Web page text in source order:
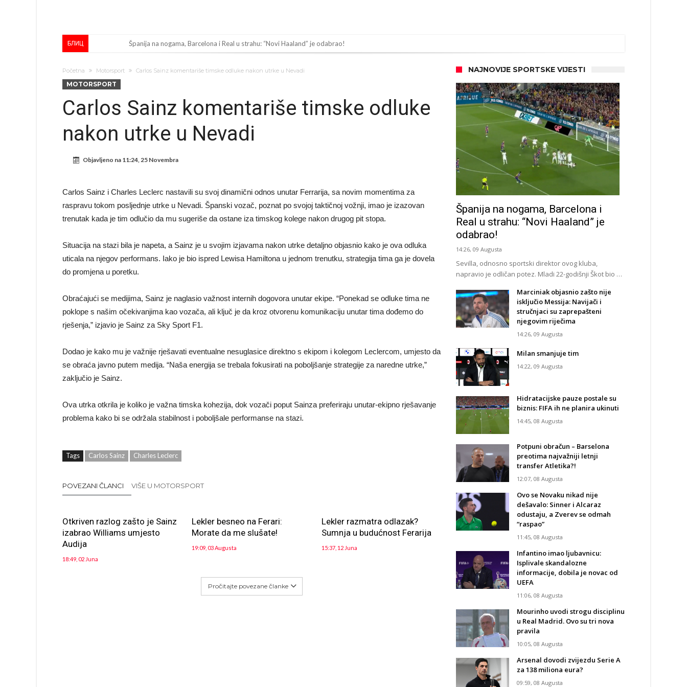
БЛИЦ Španija na nogama, Barcelona i Real u strahu: “Novi Haaland” je odabrao!
Potpuni obračun – Barselona preotima najvažniji letnji transfer Atletika?!
Ovo se Novaku nikad nije dešavalo: Sinner i Alcaraz odustaju, a Zverev se odmah “raspao”
Mourinho uvodi strogu disciplinu u Real Madrid. Ovo su tri nova pravila
Francuski sudija optužen za porodično nasilje. Prijeti mu 18 mjeseci zatvora
Početna Motorsport Carlos Sainz komentariše timske odluke nakon utrke u Nevadi
MOTORSPORT
Carlos Sainz komentariše timske odluke
nakon utrke u Nevadi
Objavljeno na 11:24, 25 Novembra
Carlos Sainz i Charles Leclerc nastavili su svoj dinamični odnos unutar Ferrarija, sa novim momentima za
raspravu tokom posljednje utrke u Nevadi. Španski vozač, poznat po svojoj taktičnoj vožnji, imao je izazovan
trenutak kada je tim odlučio da mu sugeriše da ostane iza timskog kolege nakon drugog pit stopa.
Situacija na stazi bila je napeta, a Sainz je u svojim izjavama nakon utrke detaljno objasnio kako je ova odluka
uticala na njegov performans. Iako je bio ispred Lewisa Hamiltona u jednom trenutku, strategija tima ga je dovela
do promjena u poretku.
Obraćajući se medijima, Sainz je naglasio važnost internih dogovora unutar ekipe. “Ponekad se odluke tima ne
poklope s našim očekivanjima kao vozača, ali ključ je da kroz otvorenu komunikaciju unutar tima dođemo do
rješenja,” izjavio je Sainz za Sky Sport F1.
Dodao je kako mu je važnije rješavati eventualne nesuglasice direktno s ekipom i kolegom Leclercom, umjesto da
se obraća javno putem medija. “Naša energija se trebala fokusirati na poboljšanje strategije za naredne utrke,”
zaključio je Sainz.
Ova utrka otkrila je koliko je važna timska kohezija, dok vozači poput Sainza preferiraju unutar-ekipno rješavanje
problema kako bi se održala stabilnost i poboljšale performanse na stazi.
Tags Carlos Sainz Charles Leclerc
POVEZANI ČLANCI VIŠE U MOTORSPORT
Otkriven razlog zašto je Sainz
izabrao Williams umjesto
Audija
18:49, 02 Juna
Lekler besneo na Ferari:
Morate da me slušate!
19:09, 03 Augusta
Lekler razmatra odlazak?
Sumnja u budućnost Ferarija
15:37, 12 Juna
Pročitajte povezane članke
NAJNOVIJE SPORTSKE VIJESTI
Španija na nogama, Barcelona i
Real u strahu: “Novi Haaland” je
odabrao!
14:26, 09 Augusta
Sevilla, odnosno sportski direktor ovog kluba,
napravio je odličan potez. Mladi 22-godišnji Škot bio …
Marciniak objasnio zašto nije
isključio Messija: Navijači i
stručnjaci su zaprepašteni
njegovim riječima
14:26, 09 Augusta
Milan smanjuje tim
14:22, 09 Augusta
Hidratacijske pauze postale su
biznis: FIFA ih ne planira ukinuti
14:45, 08 Augusta
Potpuni obračun – Barselona
preotima najvažniji letnji
transfer Atletika?!
12:07, 08 Augusta
Ovo se Novaku nikad nije
dešavalo: Sinner i Alcaraz
odustaju, a Zverev se odmah
“raspao”
11:45, 08 Augusta
Infantino imao ljubavnicu:
Isplivale skandalozne
informacije, dobila je novac od
UEFA
11:06, 08 Augusta
Mourinho uvodi strogu disciplinu
u Real Madrid. Ovo su tri nova
pravila
10:05, 08 Augusta
Arsenal dovodi zvijezdu Serie A
za 138 miliona eura?
09:59, 08 Augusta